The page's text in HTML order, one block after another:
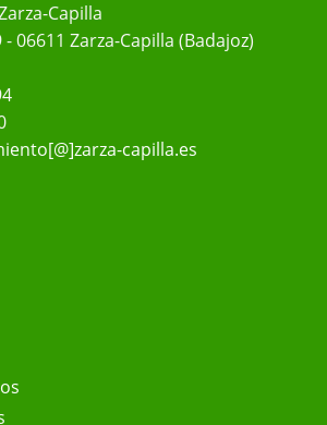
Capilla
- 06611 Zarza-Capilla (Badajoz)
capilla.es